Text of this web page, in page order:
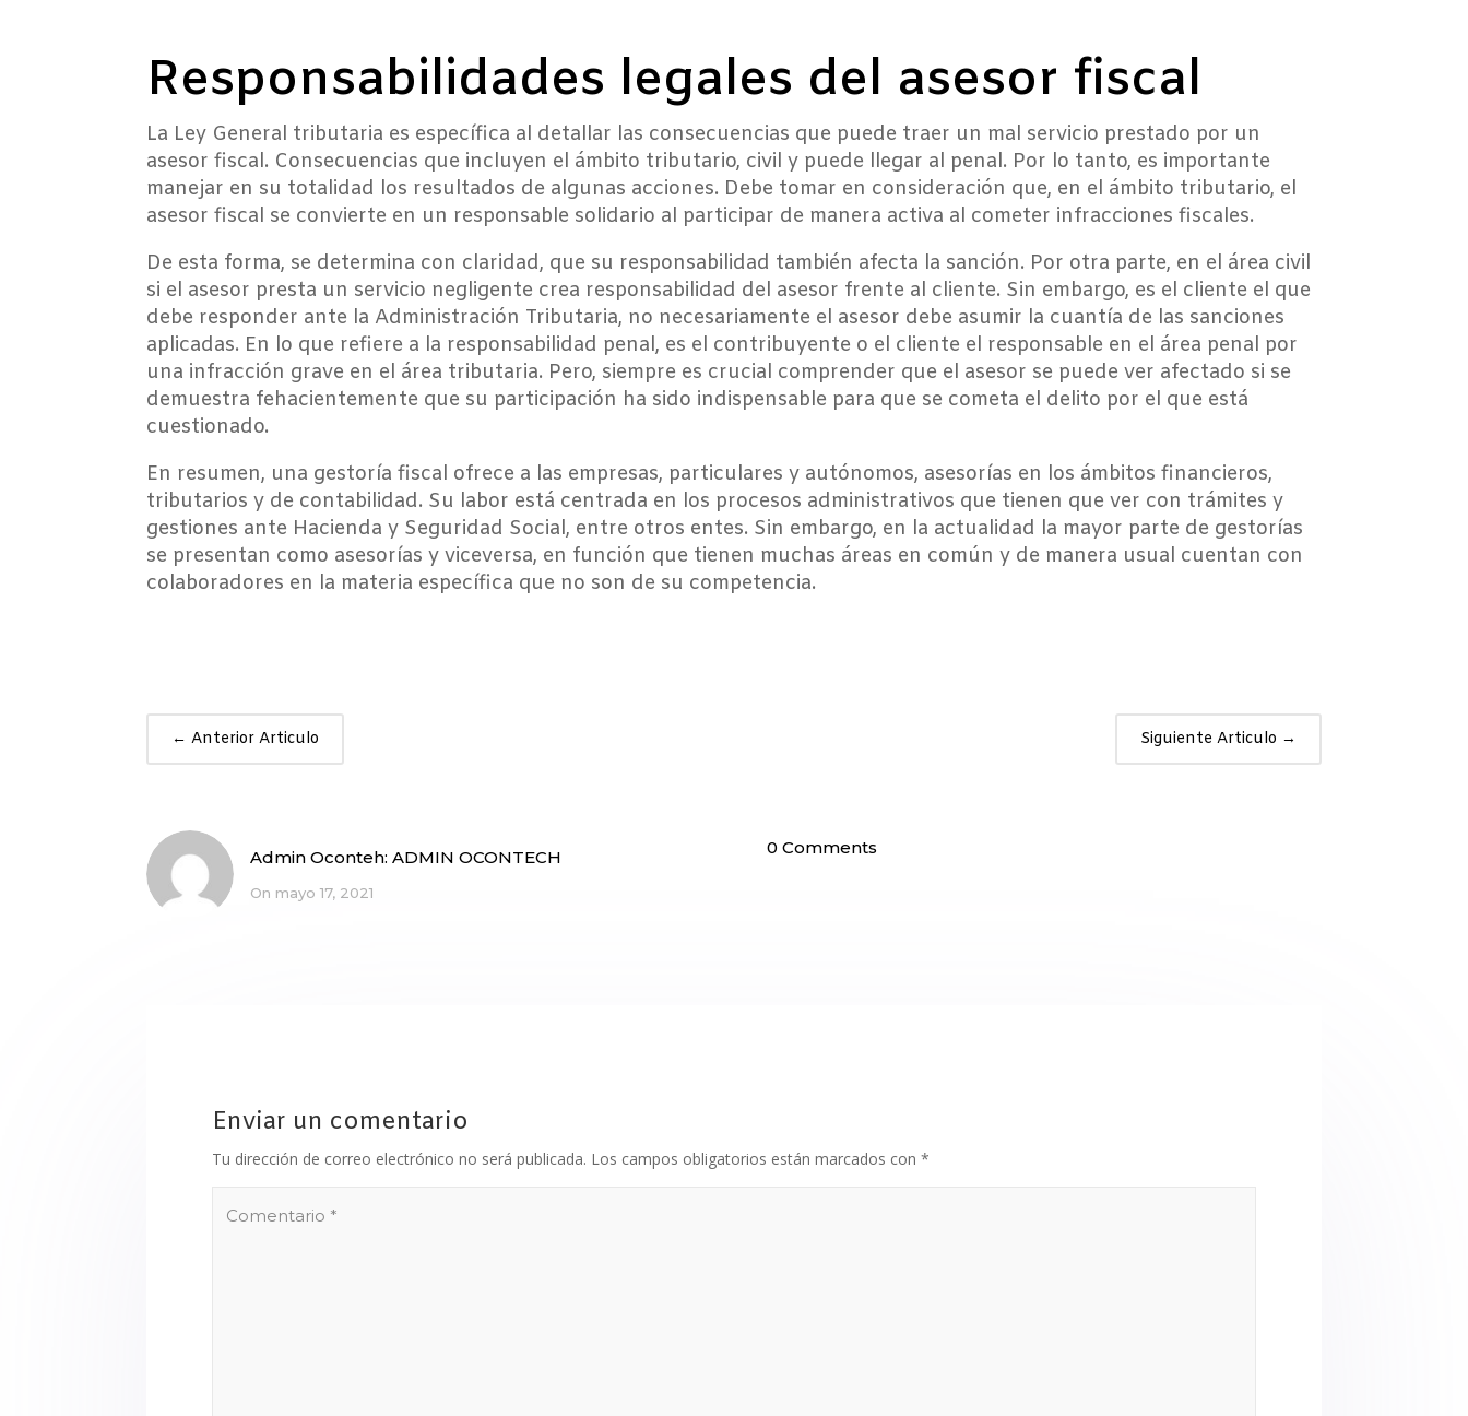
Responsabilidades legales del asesor fiscal
La Ley General tributaria es específica al detallar las consecuencias que puede traer un mal servicio prestado por un
asesor fiscal. Consecuencias que incluyen el ámbito tributario, civil y puede llegar al penal. Por lo tanto, es importante
manejar en su totalidad los resultados de algunas acciones. Debe tomar en consideración que, en el ámbito tributario, el
asesor fiscal se convierte en un responsable solidario al participar de manera activa al cometer infracciones fiscales.
De esta forma, se determina con claridad, que su responsabilidad también afecta la sanción. Por otra parte, en el área civil
si el asesor presta un servicio negligente crea responsabilidad del asesor frente al cliente. Sin embargo, es el cliente el que
debe responder ante la Administración Tributaria, no necesariamente el asesor debe asumir la cuantía de las sanciones
aplicadas. En lo que refiere a la responsabilidad penal, es el contribuyente o el cliente el responsable en el área penal por
una infracción grave en el área tributaria. Pero, siempre es crucial comprender que el asesor se puede ver afectado si se
demuestra fehacientemente que su participación ha sido indispensable para que se cometa el delito por el que está
cuestionado.
En resumen, una gestoría fiscal ofrece a las empresas, particulares y autónomos, asesorías en los ámbitos financieros,
tributarios y de contabilidad. Su labor está centrada en los procesos administrativos que tienen que ver con trámites y
gestiones ante Hacienda y Seguridad Social, entre otros entes. Sin embargo, en la actualidad la mayor parte de gestorías
se presentan como asesorías y viceversa, en función que tienen muchas áreas en común y de manera usual cuentan con
colaboradores en la materia específica que no son de su competencia.
←Anterior Articulo Siguiente Articulo →
Admin Oconteh:ADMIN OCONTECH
On mayo 17, 2021
0 Comments
Enviar un comentario
Tu dirección de correo electrónico no será publicada. Los campos obligatorios están marcados con*